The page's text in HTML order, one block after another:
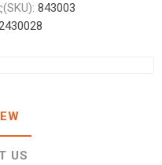
843003
US